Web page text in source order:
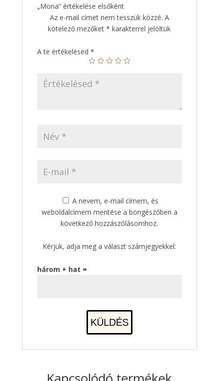
„Mona” értékelése elsőként
Az e-mail címet nem tesszük közzé. A
kötelező mezőket* karakterrel jelöltük
A te értékelésed *
A nevem, e-mail címem, és
weboldalcímem mentése a böngészőben a
következő hozzászólásomhoz.
Kérjük, adja meg a választ számjegyekkel:
három + hat =